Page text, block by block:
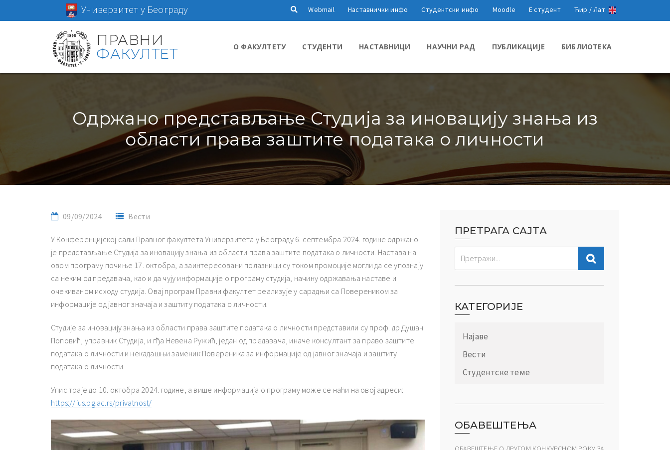
Универзитет у Београду Webmail Наставнички инфо Студентски инфо Moodle Е студент Ћир /Лат
ПРАВНИ
ФАКУЛТЕТ
О ФАКУЛТЕТУ СТУДЕНТИ НАСТАВНИЦИ НАУЧНИ РАД ПУБЛИКАЦИЈЕ БИБЛИОТЕКА
Одржано представљање Студија за иновацију знања из
области права заштите података о личности
09/09/2024 Вести
У Конференцијској сали Правног факултета Универзитета у Београду 6. септембра 2024. године одржано
је представљање Студија за иновацију знања из области права заштите података о личности. Настава на
овом програму почиње 17. октобра, а заинтересовани полазници су током промоције могли да се упознају
са неким од предавача, као и да чују информације о програму студија, начину одржавања наставе и
очекиваном исходу студија. Овај програм Правни факултет реализује у сарадњи са Повереником за
информације од јавног значаја и заштиту података о личности.
Студије за иновацију знања из области права заштите података о личности представили су проф. др Душан
Поповић, управник Студија, и гђа Невена Ружић, један од предавача, иначе консултант за право заштите
података о личности и некадашњи заменик Повереника за информације од јавног значаја и заштиту
података о личности.
Упис траје до 10. октобра 2024. године, а више информација о програму може се наћи на овој адреси:
https://ius.bg.ac.rs/privatnost/
ПРЕТРАГА САЈТА
КАТЕГОРИЈЕ
Најаве
Вести
Студентске теме
ОБАВЕШТЕЊА